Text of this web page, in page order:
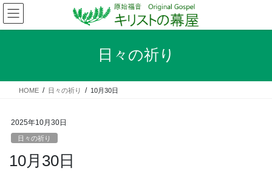
コ
ン
テ
ス
ナ
ビ
ゲ
ン
日々の祈り
HOME 日々の祈り 10月30日
2025年10月30日
日々の祈り
10月30日